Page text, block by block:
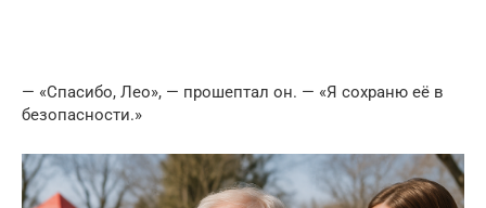
— «Спасибо, Лео», — прошептал он. — «Я сохраню её в
безопасности.»